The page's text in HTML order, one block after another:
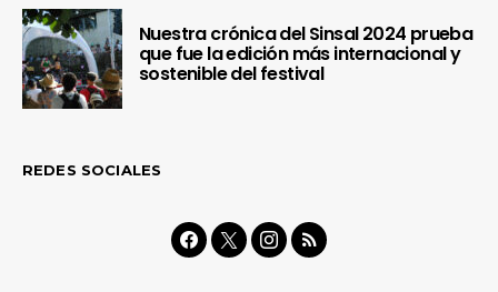
Nuestra crónica del Sinsal 2024 prueba
que fue la edición más internacional y
sostenible del festival
REDES SOCIALES